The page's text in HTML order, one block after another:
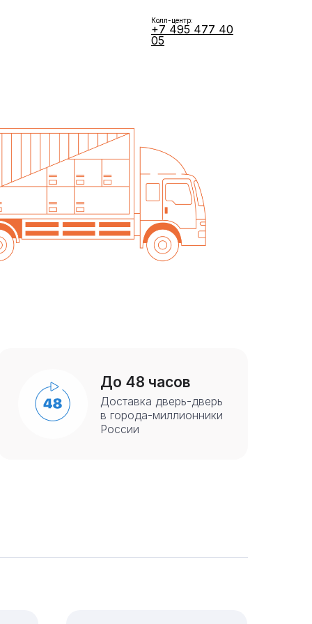
Колл-центр:
+7 495 477 40
05
До 48 часов
Доставка дверь-дверь
в города-миллионники
России